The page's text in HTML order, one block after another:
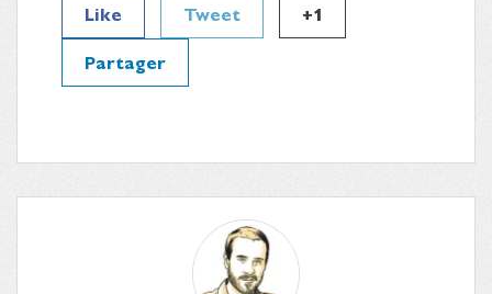
Like
Tweet
+1
Partager